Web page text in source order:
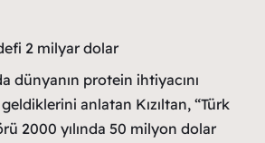
2 milyar dolar
dünyanın protein ihtiyacını
anlatan Kızıltan, “Türk
2000 yılında 50 milyon dolar